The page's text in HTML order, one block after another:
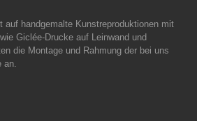
handgemalte Kunstreproduktionen mit
Giclée-Drucke auf Leinwand und
die Montage und Rahmung der bei uns
an.